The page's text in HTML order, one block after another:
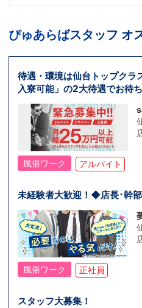
ぴゅあらばスタッフ オ
待遇・環境は仙台トップクラ
入寮可能」の2大待遇でお待
風俗ワーク アルバイト
未経験者大歓迎！◆店長･幹
風俗ワーク 正社員
スタッフ大募集！